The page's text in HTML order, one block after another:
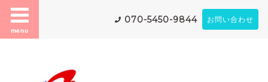
menu
070-5450-9844 お問い合わせ